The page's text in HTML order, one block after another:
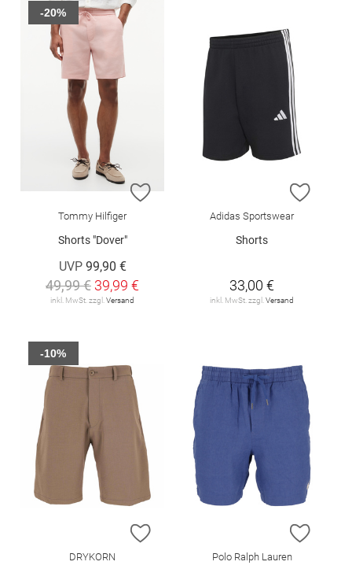
ZUR WUNSCHLISTE HINZUFÜGEN
Tommy Hilfiger
Shorts "Dover"
UVP 99,90 €
49,99 € 39,99 €
inkl. MwSt. zzgl. Versand
-20%
ZUR
Adidas Sportswear
Shorts
33,00 €
inkl. MwSt. zzgl. Versand
ZUR WUNSCHLISTE HINZUFÜGEN
DRYKORN
-10%
ZUR
Polo Ralph Lauren